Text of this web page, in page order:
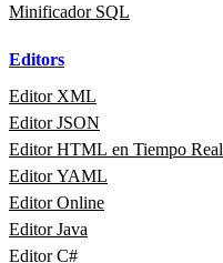
Minificador SQL
Editors
Editor XML
Editor JSON
Editor HTML en Tiempo Real
Editor YAML
Editor Online
Editor Java
Editor C#